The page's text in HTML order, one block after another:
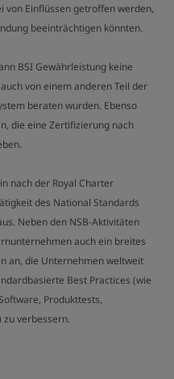
von Einflüssen getroffen werden,
beeinträchtigen könnten.
BSI Gewährleistung keine
von einem anderen Teil der
beraten wurden. Ebenso
die eine Zertifizierung nach
nach der Royal Charter
des National Standards
Neben den NSB-Aktivitäten
auch ein breites
an, die Unternehmen weltweit
Best Practices (wie
Produkttests,
verbessern.